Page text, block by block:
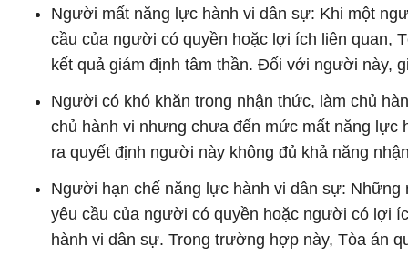
Người mất năng lực hành vi dân sự: Khi một
cầu của người có quyền hoặc lợi ích liên quan,
kết quả giám định tâm thần. Đối với người này,
Người có khó khăn trong nhận thức, làm chủ
chủ hành vi nhưng chưa đến mức mất năng
ra quyết định người này không đủ khả năng
Người hạn chế năng lực hành vi dân sự:
yêu cầu của người có quyền hoặc người có lợi
hành vi dân sự. Trong trường hợp này, Tòa án